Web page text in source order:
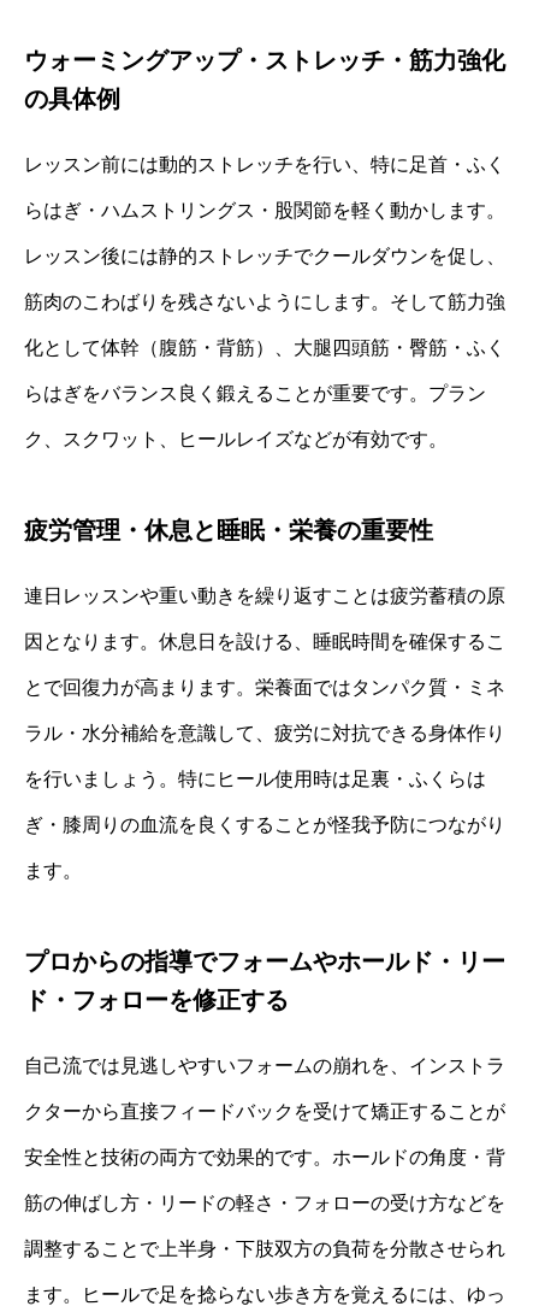
ウォーミングアップ・ストレッチ・筋力強化
の具体例
レッスン前には動的ストレッチを行い、特に足首・ふく
らはぎ・ハムストリングス・股関節を軽く動かします。
レッスン後には静的ストレッチでクールダウンを促し、
筋肉のこわばりを残さないようにします。そして筋力強
化として体幹（腹筋・背筋）、大腿四頭筋・臀筋・ふく
らはぎをバランス良く鍛えることが重要です。プラン
ク、スクワット、ヒールレイズなどが有効です。
疲労管理・休息と睡眠・栄養の重要性
連日レッスンや重い動きを繰り返すことは疲労蓄積の原
因となります。休息日を設ける、睡眠時間を確保するこ
とで回復力が高まります。栄養面ではタンパク質・ミネ
ラル・水分補給を意識して、疲労に対抗できる身体作り
を行いましょう。特にヒール使用時は足裏・ふくらは
ぎ・膝周りの血流を良くすることが怪我予防につながり
ます。
プロからの指導でフォームやホールド・リー
ド・フォローを修正する
自己流では見逃しやすいフォームの崩れを、インストラ
クターから直接フィードバックを受けて矯正することが
安全性と技術の両方で効果的です。ホールドの角度・背
筋の伸ばし方・リードの軽さ・フォローの受け方などを
調整することで上半身・下肢双方の負荷を分散させられ
ます。ヒールで足を捻らない歩き方を覚えるには、ゆっ